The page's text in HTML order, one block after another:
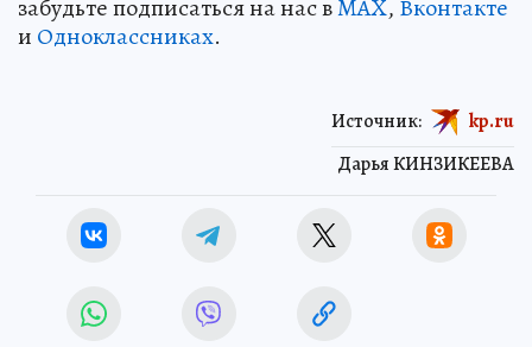
забудьте подписаться на нас вMAX, Вконтакте
и Одноклассниках.
Дарья КИНЗИКЕЕВА
Источник: kp.ru